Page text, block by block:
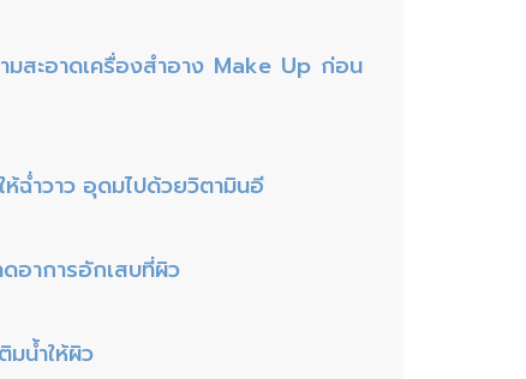
มสะอาดเครื่องสำอาง Make Up ก่อน
ฉ่ำวาว อุดมไปด้วยวิตามินอี
อาการอักเสบที่ผิว
มน้ำให้ผิว